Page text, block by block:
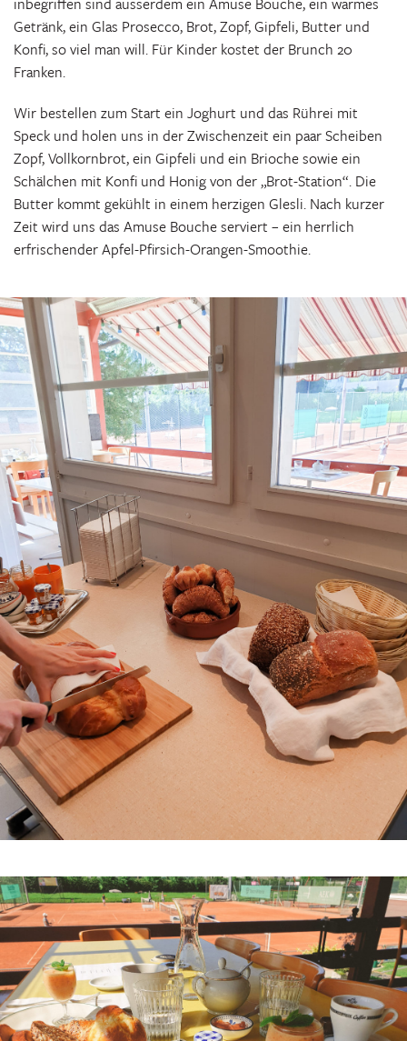
Getränk, ein Glas Prosecco, Brot, Zopf, Gipfeli, Butter und
Konfi, so viel man will. Für Kinder kostet der Brunch 20
Franken.
Wir bestellen zum Start ein Joghurt und das Rührei mit
Speck und holen uns in der Zwischenzeit ein paar Scheiben
Zopf, Vollkornbrot, ein Gipfeli und ein Brioche sowie ein
Schälchen mit Konfi und Honig von der „Brot-Station“. Die
Butter kommt gekühlt in einem herzigen Glesli. Nach kurzer
Zeit wird uns das Amuse Bouche serviert – ein herrlich
erfrischender Apfel-Pfirsich-Orangen-Smoothie.